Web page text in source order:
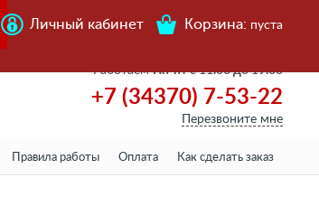
Личный кабинет Корзина: пуста
РаботаемПн-пт с 11.00 до 19.00
+7 (34370) 7-53-22
Перезвоните мне
Правила работы Оплата Как сделать заказ